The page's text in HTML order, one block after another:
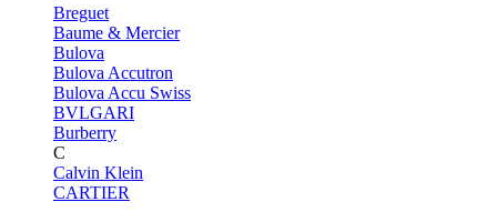
Breguet
Baume & Mercier
Bulova
Bulova Accutron
Bulova Accu Swiss
BVLGARI
Burberry
C
Calvin Klein
CARTIER